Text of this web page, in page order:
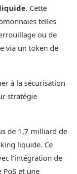
. Cette
telles
ou de
via un token de
à la sécurisation
stratégie
de 1,7 milliard de
liquide. Ce
l’intégration de
et une